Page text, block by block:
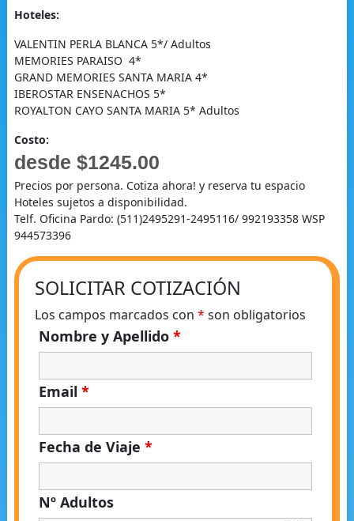
Hoteles:
VALENTIN PERLA BLANCA 5*/ Adultos
MEMORIES PARAISO 4*
GRAND MEMORIES SANTA MARIA 4*
IBEROSTAR ENSENACHOS 5*
ROYALTON CAYO SANTA MARIA 5* Adultos
Costo:
desde $1245.00
Precios por persona. Cotiza ahora! y reserva tu espacio
Hoteles sujetos a disponibilidad.
Telf. Oficina Pardo: (511)2495291-2495116/ 992193358 WSP
944573396
SOLICITAR COTIZACIÓN
Los campos marcados con * son obligatorios
Nombre y Apellido *
Email *
Fecha de Viaje *
Nº Adultos